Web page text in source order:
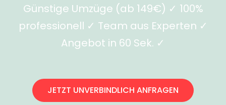
Günstige Umzüge (ab 149€) ✓ 100%
professionell ✓ Team aus Experten ✓
Angebot in 60 Sek. ✓
JETZT UNVERBINDLICH ANFRAGEN